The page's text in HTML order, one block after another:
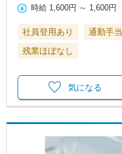
時給 1,600円 ～ 1,600円
社員登用あり 通勤手当
残業ほぼなし
気になる